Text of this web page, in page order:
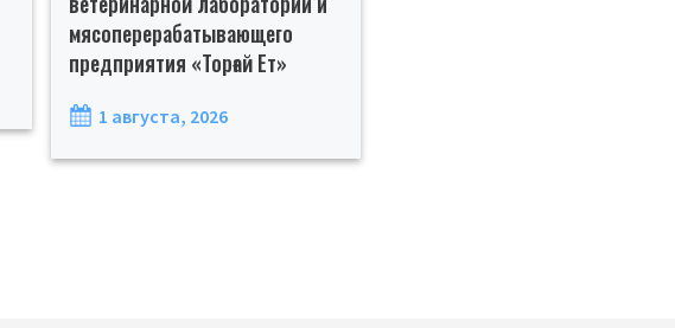
мясоперерабатывающего
предприятия «Торғай Ет»
1 августа, 2026